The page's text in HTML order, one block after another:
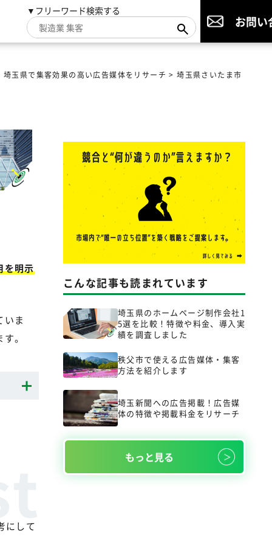
▼フリーワード検索する
お問い
埼玉県で集客効果の高い広告媒体をリサーチ >埼玉県さいたま市
を明示
いま
。
にして
こんな記事も読まれています
埼玉県のホームページ制作会社1
5選を比較！特徴や料金、導入実
績を調査しました
秩父市で使える広告媒体・集客
方法を紹介します
埼玉新聞への広告掲載！広告媒
体の特徴や掲載料金をリサーチ
もっと見る